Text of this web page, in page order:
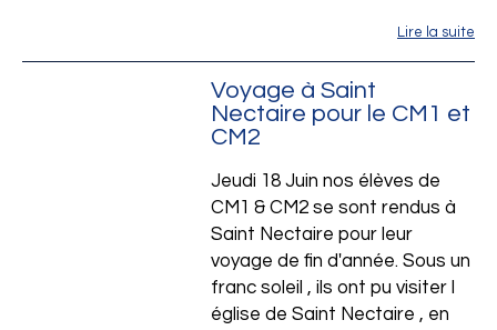
Lire la suite
Voyage à Saint
Nectaire pour le CM1 et
CM2
Jeudi 18 Juin nos élèves de
CM1 & CM2 se sont rendus à
Saint Nectaire pour leur
voyage de fin d'année. Sous un
franc soleil , ils ont pu visiter l
église de Saint Nectaire , en